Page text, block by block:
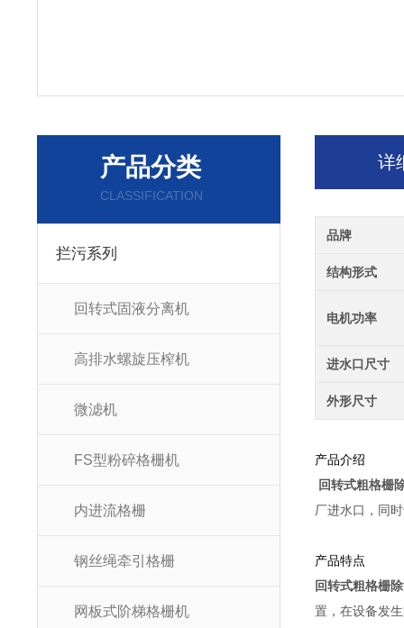
产品分类
CLASSIFICATION
拦污系列
回转式固液分离机
高排水螺旋压榨机
微滤机
FS型粉碎格栅机
内进流格栅
钢丝绳牵引格栅
网板式阶梯格栅机
详
品牌
结构形式
电机功率
进水口尺寸
外形尺寸
产品介绍
回转式粗格栅
厂进水口，同
产品特点
回转式粗格栅
置，在设备